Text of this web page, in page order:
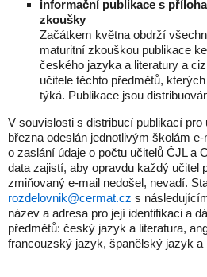
informační publikace s
zkoušky
Začátkem května obdrží
maturitní zkouškou publikace
českého jazyka a literatury a
učitele těchto předmětů,
týká. Publikace jsou
V souvislosti s distribucí publikací pro
března odeslán jednotlivým školám
o zaslání údaje o počtu učitelů ČJL a
data zajistí, aby opravdu každý učitel
zmiňovaný e-mail nedošel, nevadí.
rozdelovnik@cermat.cz s
název a adresa pro její identifikaci a
předmětů: český jazyk a literatura,
francouzský jazyk, španělský jazyk a